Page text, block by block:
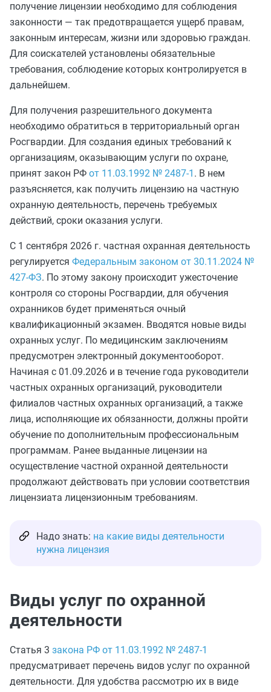
получение лицензии необходимо для соблюдения
законности — так предотвращается ущерб правам,
законным интересам, жизни или здоровью граждан.
Для соискателей установлены обязательные
требования, соблюдение которых контролируется в
дальнейшем.
Для получения разрешительного документа
необходимо обратиться в территориальный орган
Росгвардии. Для создания единых требований к
организациям, оказывающим услуги по охране,
принят закон РФ от 11.03.1992 № 2487-1 . В нем
разъясняется, как получить лицензию на частную
охранную деятельность, перечень требуемых
действий, сроки оказания услуги.
С 1 сентября 2026 г. частная охранная деятельность
регулируется Федеральным законом от 30.11.2024 №
427-ФЗ. По этому закону происходит ужесточение
контроля со стороны Росгвардии, для обучения
охранников будет применяться очный
квалификационный экзамен. Вводятся новые виды
охранных услуг. По медицинским заключениям
предусмотрен электронный документооборот.
Начиная с 01.09.2026 и в течение года руководители
частных охранных организаций, руководители
филиалов частных охранных организаций, а также
лица, исполняющие их обязанности, должны пройти
обучение по дополнительным профессиональным
программам. Ранее выданные лицензии на
осуществление частной охранной деятельности
продолжают действовать при условии соответствия
лицензиата лицензионным требованиям.
Надо знать: на какие виды деятельности
нужна лицензия
Виды услуг по охранной
деятельности
Статья 3 закона РФ от 11.03.1992 № 2487-1
предусматривает перечень видов услуг по охранной
деятельности. Для удобства рассмотрю их в виде